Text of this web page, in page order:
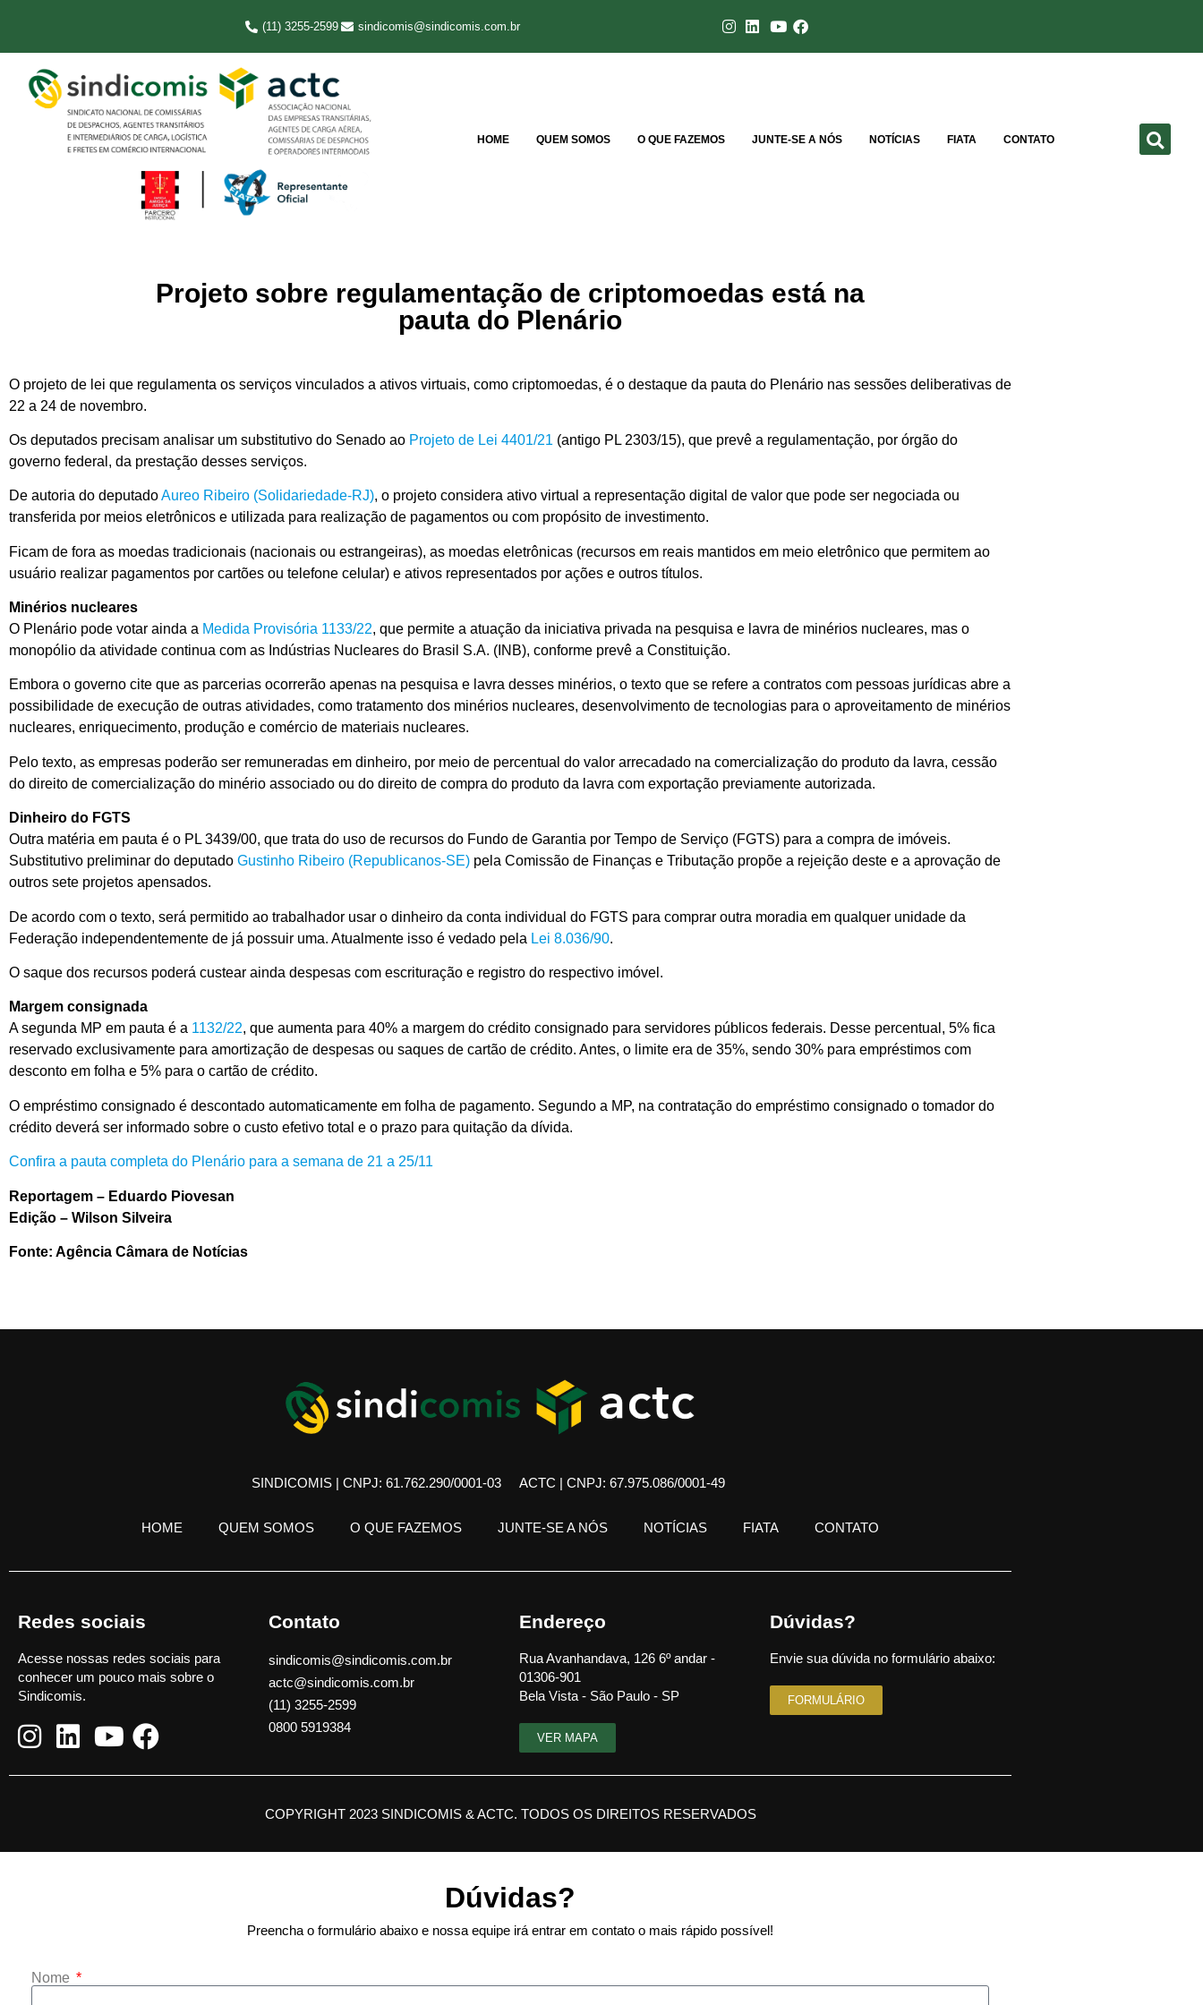
(11) 3255-2599 sindicomis@sindicomis.com.br
HOME QUEM SOMOS O QUE FAZEMOS JUNTE-SE A NÓS NOTÍCIAS FIATA CONTATO
Projeto sobre regulamentação de criptomoedas está na
pauta do Plenário
O projeto de lei que regulamenta os serviços vinculados a ativos virtuais, como criptomoedas, é o destaque da pauta do Plenário nas sessões deliberativas de
22 a 24 de novembro.
Os deputados precisam analisar um substitutivo do Senado ao Projeto de Lei 4401/21 (antigo PL 2303/15), que prevê a regulamentação, por órgão do
governo federal, da prestação desses serviços.
De autoria do deputadoAureo Ribeiro (Solidariedade-RJ), o projeto considera ativo virtual a representação digital de valor que pode ser negociada ou
transferida por meios eletrônicos e utilizada para realização de pagamentos ou com propósito de investimento.
Ficam de fora as moedas tradicionais (nacionais ou estrangeiras), as moedas eletrônicas (recursos em reais mantidos em meio eletrônico que permitem ao
usuário realizar pagamentos por cartões ou telefone celular) e ativos representados por ações e outros títulos.
Minérios nucleares
O Plenário pode votar ainda a Medida Provisória 1133/22, que permite a atuação da iniciativa privada na pesquisa e lavra de minérios nucleares, mas o
monopólio da atividade continua com as Indústrias Nucleares do Brasil S.A. (INB), conforme prevê a Constituição.
Embora o governo cite que as parcerias ocorrerão apenas na pesquisa e lavra desses minérios, o texto que se refere a contratos com pessoas jurídicas abre a
possibilidade de execução de outras atividades, como tratamento dos minérios nucleares, desenvolvimento de tecnologias para o aproveitamento de minérios
nucleares, enriquecimento, produção e comércio de materiais nucleares.
Pelo texto, as empresas poderão ser remuneradas em dinheiro, por meio de percentual do valor arrecadado na comercialização do produto da lavra, cessão
do direito de comercialização do minério associado ou do direito de compra do produto da lavra com exportação previamente autorizada.
Dinheiro do FGTS
Outra matéria em pauta é o PL 3439/00, que trata do uso de recursos do Fundo de Garantia por Tempo de Serviço (FGTS) para a compra de imóveis.
Substitutivo preliminar do deputado Gustinho Ribeiro (Republicanos-SE) pela Comissão de Finanças e Tributação propõe a rejeição deste e a aprovação de
outros sete projetos apensados.
De acordo com o texto, será permitido ao trabalhador usar o dinheiro da conta individual do FGTS para comprar outra moradia em qualquer unidade da
Federação independentemente de já possuir uma. Atualmente isso é vedado pela Lei 8.036/90.
O saque dos recursos poderá custear ainda despesas com escrituração e registro do respectivo imóvel.
Margem consignada
A segunda MP em pauta é a 1132/22, que aumenta para 40% a margem do crédito consignado para servidores públicos federais. Desse percentual, 5% fica
reservado exclusivamente para amortização de despesas ou saques de cartão de crédito. Antes, o limite era de 35%, sendo 30% para empréstimos com
desconto em folha e 5% para o cartão de crédito.
O empréstimo consignado é descontado automaticamente em folha de pagamento. Segundo a MP, na contratação do empréstimo consignado o tomador do
crédito deverá ser informado sobre o custo efetivo total e o prazo para quitação da dívida.
Confira a pauta completa do Plenário para a semana de 21 a 25/11
Reportagem – Eduardo Piovesan
Edição – Wilson Silveira
Fonte: Agência Câmara de Notícias
SINDICOMIS | CNPJ: 61.762.290/0001-03 ACTC | CNPJ: 67.975.086/0001-49
HOME QUEM SOMOS O QUE FAZEMOS JUNTE-SE A NÓS NOTÍCIAS FIATA CONTATO
Redes sociais
Acesse nossas redes sociais para
conhecer um pouco mais sobre o
Sindicomis.
Contato
sindicomis@sindicomis.com.br
actc@sindicomis.com.br
(11) 3255-2599
0800 5919384
Endereço
Rua Avanhandava, 126 6º andar -
01306-901
Bela Vista - São Paulo - SP
VER MAPA
Dúvidas?
Envie sua dúvida no formulário abaixo:
FORMULÁRIO
COPYRIGHT 2023 SINDICOMIS & ACTC. TODOS OS DIREITOS RESERVADOS
Dúvidas?
Preencha o formulário abaixo e nossa equipe irá entrar em contato o mais rápido possível!
Nome